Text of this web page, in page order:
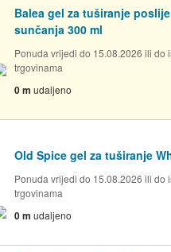
Balea gel za tuširanje poslije
sunčanja 300 ml
Ponuda vrijedi do 15.08.2026 ili do
trgovinama
0 m udaljeno
Old Spice gel za tuširanje
Ponuda vrijedi do 15.08.2026 ili do
trgovinama
0 m udaljeno